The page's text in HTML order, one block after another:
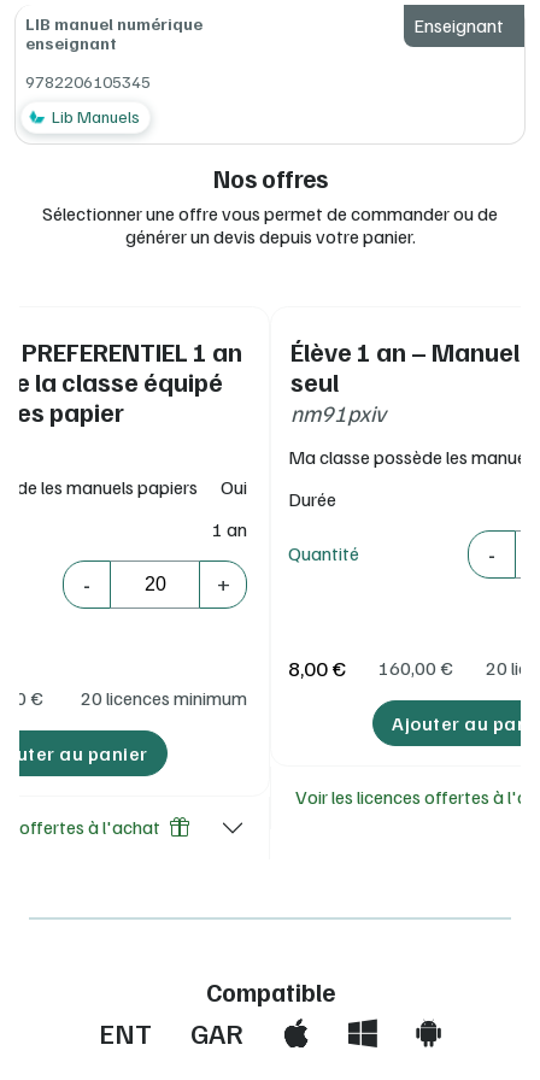
Enseignant
LIB manuel numérique
enseignant
9782206105345
Lib Manuels
Nos offres
Sélectionner une offre vous permet de commander ou de
générer un devis depuis votre panier.
PREFERENTIEL 1 an
la classe équipé
papier
les manuels papiers
Oui
1 an
-
Quantité
+
€ 20 licences minimum
au panier
offertes à l'achat
Élève 1 an – Manuel
seul
nm91pxiv
Ma classe possède les
Durée
Quantité -
Quantité
8,00 € 160,00 € 20
Ajouter au
Voir les licences offertes à
Compatible
ENT GAR